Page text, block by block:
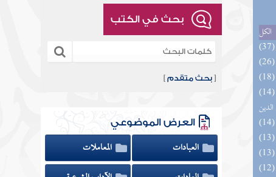
الكل
(14) إتحاف السادة المتقين بشرح إحياء علوم
الدين
بحث في الكتب
[بحث متقدم ]
العرض الموضوعي
العبادات
المعاملات